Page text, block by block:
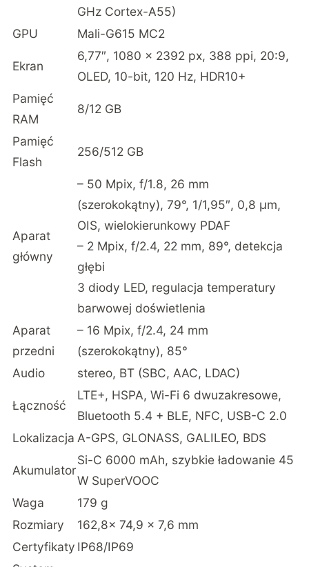
GHz Cortex-A55)
GPU
Mali-G615 MC2
Ekran
6,77″, 1080 × 2392 px, 388 ppi, 20:9,
OLED, 10-bit, 120 Hz, HDR10+
Pamięć
RAM
8/12 GB
Pamięć
Flash
256/512 GB
Aparat
główny
– 50 Mpix, f/1.8, 26 mm
(szerokokątny), 79°, 1/1,95″, 0,8 µm,
OIS, wielokierunkowy PDAF
– 2 Mpix, f/2.4, 22 mm, 89°, detekcja
głębi
3 diody LED, regulacja temperatury
barwowej doświetlenia
Aparat
przedni
– 16 Mpix, f/2.4, 24 mm
(szerokokątny), 85°
Audio
stereo, BT (SBC, AAC, LDAC)
Łączność
LTE+, HSPA, Wi-Fi 6 dwuzakresowe,
Bluetooth 5.4 + BLE, NFC, USB-C 2.0
Lokalizacja A-GPS, GLONASS, GALILEO, BDS
Akumulator
Si-C 6000 mAh, szybkie ładowanie 45
W SuperVOOC
Waga
179 g
Rozmiary
162,8× 74,9 × 7,6 mm
Certyfikaty IP68/IP69